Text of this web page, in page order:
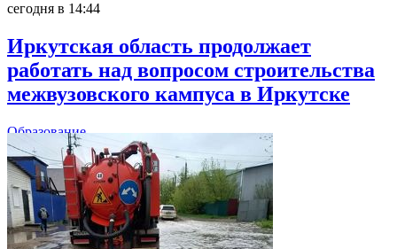
сегодня в 14:44
Иркутская область продолжает
работать над вопросом строительства
межвузовского кампуса в Иркутске
Образование